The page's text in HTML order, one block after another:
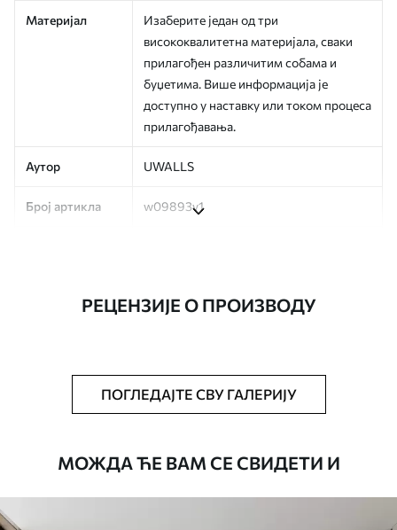
Материјал
Изаберите један од три
висококвалитетна материјала, сваки
прилагођен различитим собама и
буџетима. Више информација је
доступно у наставку или током процеса
прилагођавања.
Аутор UWALLS
Број артикла w09893v1
Тапета се може нежно очистити меким
сунђером. Позадине са завршном
водом.
РЕЦЕНЗИЈЕ О ПРОИЗВОДУ
ПОГЛЕДАЈТЕ СВУ ГАЛЕРИЈУ
МОЖДА ЋЕ ВАМ СЕ СВИДЕТИ И